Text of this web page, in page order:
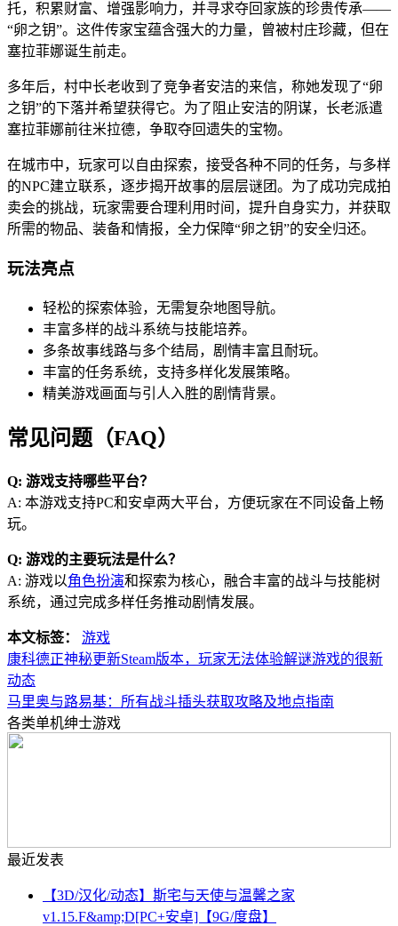
托，积累财富、增强影响力，并寻求夺回家族的珍贵传承——
“卵之钥”。这件传家宝蕴含强大的力量，曾被村庄珍藏，但在
塞拉菲娜诞生前走。
多年后，村中长老收到了竞争者安洁的来信，称她发现了“卵
之钥”的下落并希望获得它。为了阻止安洁的阴谋，长老派遣
塞拉菲娜前往米拉德，争取夺回遗失的宝物。
在城市中，玩家可以自由探索，接受各种不同的任务，与多样
的NPC建立联系，逐步揭开故事的层层谜团。为了成功完成拍
卖会的挑战，玩家需要合理利用时间，提升自身实力，并获取
所需的物品、装备和情报，全力保障“卵之钥”的安全归还。
玩法亮点
轻松的探索体验，无需复杂地图导航。
丰富多样的战斗系统与技能培养。
多条故事线路与多个结局，剧情丰富且耐玩。
丰富的任务系统，支持多样化发展策略。
精美游戏画面与引人入胜的剧情背景。
常见问题（FAQ）
Q: 游戏支持哪些平台？
A: 本游戏支持PC和安卓两大平台，方便玩家在不同设备上畅
玩。
Q: 游戏的主要玩法是什么？
A: 游戏以角色扮演和探索为核心，融合丰富的战斗与技能树
系统，通过完成多样任务推动剧情发展。
本文标签：
游戏
康科德正神秘更新Steam版本，玩家无法体验解谜游戏的很新
动态
马里奥与路易基：所有战斗插头获取攻略及地点指南
各类单机绅士游戏
最近发表
【3D/汉化/动态】斯宅与天使与温馨之家
v1.15.F&amp;D[PC+安卓]【9G/度盘】